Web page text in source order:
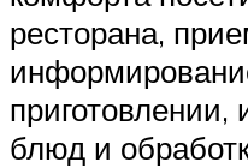
ресторана,
блюд и